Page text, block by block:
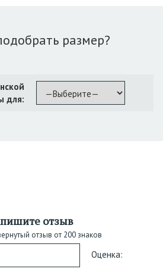
размер?
для:
отзыв
отзыв от 200 знаков
Оценка: